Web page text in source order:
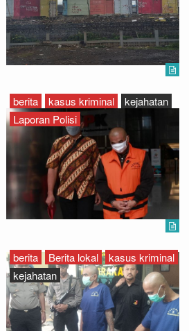
berita kasus kriminal
kejahatan
Laporan Polisi
berita Berita lokal
kasus kriminal
kejahatan